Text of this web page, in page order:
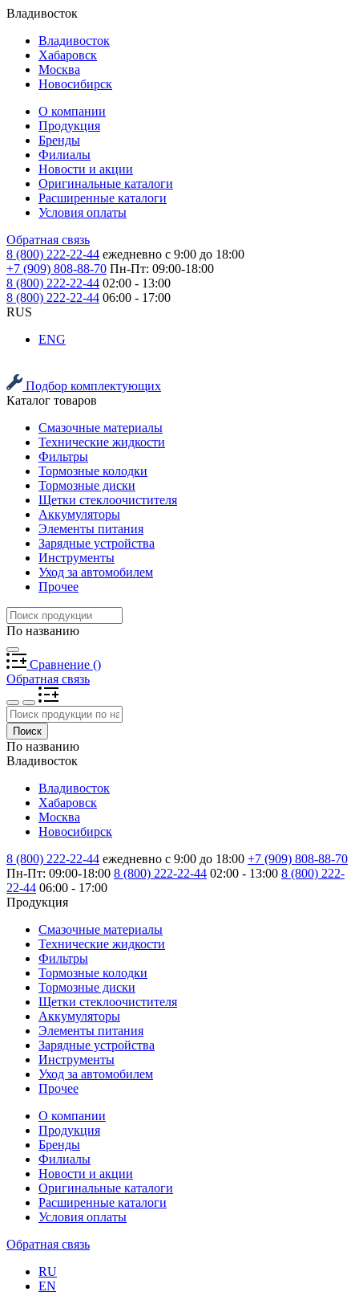
Владивосток
Владивосток
Хабаровск
Москва
Новосибирск
О компании
Продукция
Бренды
Филиалы
Новости и акции
Оригинальные каталоги
Расширенные каталоги
Условия оплаты
Обратная связь
8 (800) 222-22-44 ежедневно с 9:00 до 18:00
+7 (909) 808-88-70 Пн-Пт: 09:00-18:00
8 (800) 222-22-44 02:00 - 13:00
8 (800) 222-22-44 06:00 - 17:00
RUS
ENG
Подбор комплектующих
Каталог товаров
Смазочные материалы
Технические жидкости
Фильтры
Тормозные колодки
Тормозные диски
Щетки стеклоочистителя
Аккумуляторы
Элементы питания
Зарядные устройства
Инструменты
Уход за автомобилем
Прочее
По названию
Сравнение ()
Обратная связь
Поиск
По названию
Владивосток
Владивосток
Хабаровск
Москва
Новосибирск
8 (800) 222-22-44 ежедневно с 9:00 до 18:00 +7 (909) 808-88-70
Пн-Пт: 09:00-18:00 8 (800) 222-22-44 02:00 - 13:00 8 (800) 222-
22-44 06:00 - 17:00
Продукция
Смазочные материалы
Технические жидкости
Фильтры
Тормозные колодки
Тормозные диски
Щетки стеклоочистителя
Аккумуляторы
Элементы питания
Зарядные устройства
Инструменты
Уход за автомобилем
Прочее
О компании
Продукция
Бренды
Филиалы
Новости и акции
Оригинальные каталоги
Расширенные каталоги
Условия оплаты
Обратная связь
RU
EN